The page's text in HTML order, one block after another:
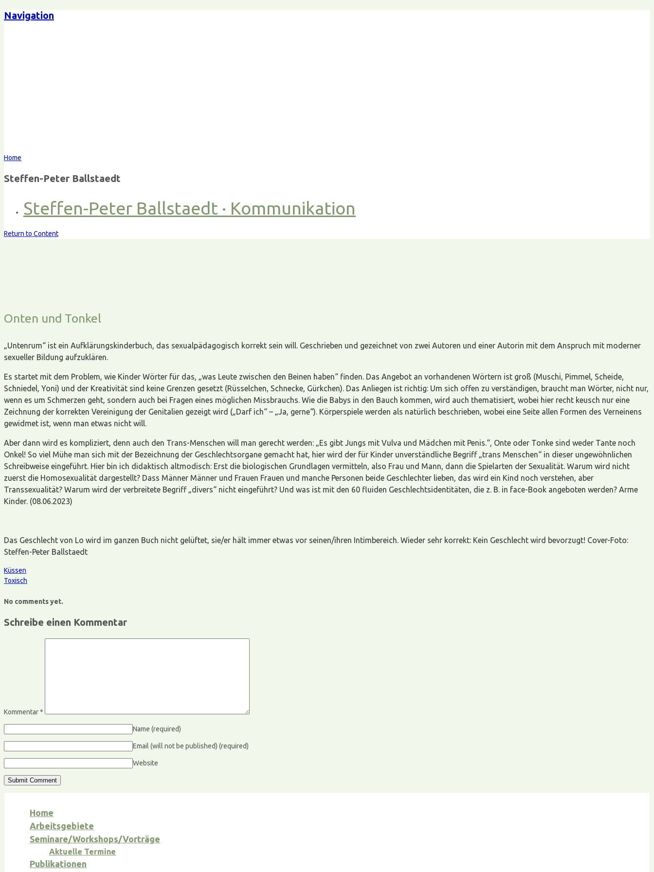
Navigation
Home
Steffen-Peter Ballstaedt
Steffen-Peter Ballstaedt · Kommunikation
Return to Content
Onten und Tonkel
„Untenrum“ ist ein Aufklärungskinderbuch, das sexualpädagogisch korrekt sein will. Geschrieben und gezeichnet von zwei Autoren und einer Autorin mit dem Anspruch mit moderner
sexueller Bildung aufzuklären.
Es startet mit dem Problem, wie Kinder Wörter für das, „was Leute zwischen den Beinen haben“ finden. Das Angebot an vorhandenen Wörtern ist groß (Muschi, Pimmel, Scheide,
Schniedel, Yoni) und der Kreativität sind keine Grenzen gesetzt (Rüsselchen, Schnecke, Gürkchen). Das Anliegen ist richtig: Um sich offen zu verständigen, braucht man Wörter, nicht nur,
wenn es um Schmerzen geht, sondern auch bei Fragen eines möglichen Missbrauchs. Wie die Babys in den Bauch kommen, wird auch thematisiert, wobei hier recht keusch nur eine
Zeichnung der korrekten Vereinigung der Genitalien gezeigt wird („Darf ich“ – „Ja, gerne“). Körperspiele werden als natürlich beschrieben, wobei eine Seite allen Formen des Verneinens
gewidmet ist, wenn man etwas nicht will.
Aber dann wird es kompliziert, denn auch den Trans-Menschen will man gerecht werden: „Es gibt Jungs mit Vulva und Mädchen mit Penis.“, Onte oder Tonke sind weder Tante noch
Onkel! So viel Mühe man sich mit der Bezeichnung der Geschlechtsorgane gemacht hat, hier wird der für Kinder unverständliche Begriff „trans Menschen“ in dieser ungewöhnlichen
Schreibweise eingeführt. Hier bin ich didaktisch altmodisch: Erst die biologischen Grundlagen vermitteln, also Frau und Mann, dann die Spielarten der Sexualität. Warum wird nicht
zuerst die Homosexualität dargestellt? Dass Männer Männer und Frauen Frauen und manche Personen beide Geschlechter lieben, das wird ein Kind noch verstehen, aber
Transsexualität? Warum wird der verbreitete Begriff „divers“ nicht eingeführt? Und was ist mit den 60 fluiden Geschlechtsidentitäten, die z. B. in face-Book angeboten werden? Arme
Kinder. (08.06.2023)
Das Geschlecht von Lo wird im ganzen Buch nicht gelüftet, sie/er hält immer etwas vor seinen/ihren Intimbereich. Wieder sehr korrekt: Kein Geschlecht wird bevorzugt! Cover-Foto:
Steffen-Peter Ballstaedt
Küssen
Toxisch
No comments yet.
Schreibe einen Kommentar
Kommentar*
Name (required)
Email (will not be published) (required)
Website
Home
Arbeitsgebiete
Seminare/Workshops/Vorträge
Aktuelle Termine
Publikationen